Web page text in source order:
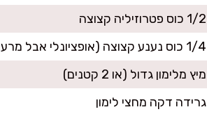
1/2 כוס פטרוזיליה קצוצה
1/4 כוס נענע קצוצה (אופציונלי אבל מרענן ומשגע)
מיץ מלימון גדול (או 2 קטנים)
גרידה דקה מחצי לימון